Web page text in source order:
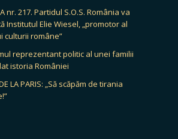
nr. 217. Partidul S.O.S. România va
Institutul Elie Wiesel, „promotor al
culturii române”
reprezentant politic al unei familii
istoria României
LA PARIS: „Să scăpăm de tirania